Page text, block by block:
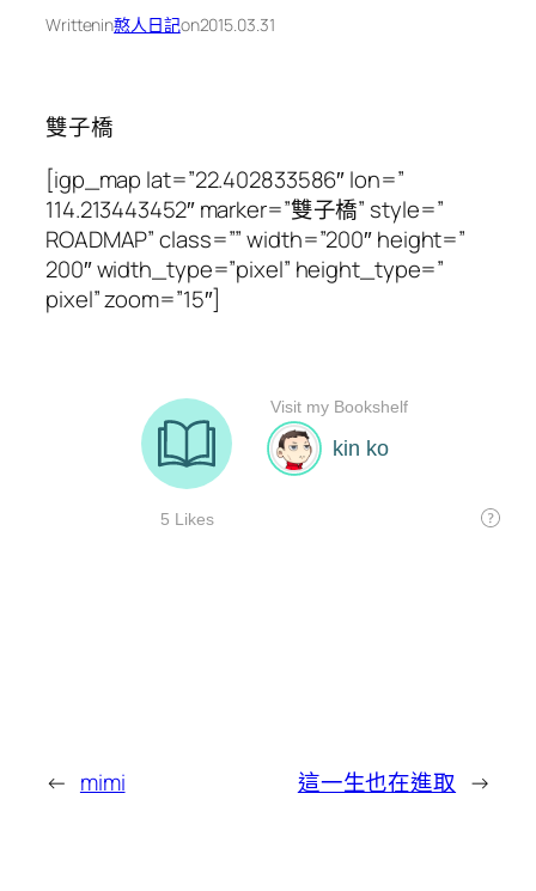
Writtenin憨人日記on2015.03.31
雙子橋
[igp_map lat=”22.402833586″ lon=”
114.213443452″ marker=”雙子橋” style=”
ROADMAP” class=”” width=”200″ height=”
200″ width_type=”pixel” height_type=”
pixel” zoom=”15″]
← mimi 這一生也在進取 →